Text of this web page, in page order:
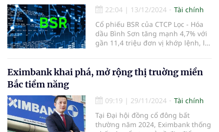
22:04 | 13/12/2024
Tài chính
Cổ phiếu BSR của CTCP Lọc - Hóa
dầu Bình Sơn tăng mạnh 4,7% với
gần 11,4 triệu đơn vị khớp lệnh, là
Eximbank khai phá, mở rộng thị truờng miền
Bắc tiềm năng
09:19 | 29/11/2024
Tài chính
Tại Đại hội đồng cổ đông bất
thường năm 2024, Eximbank thống